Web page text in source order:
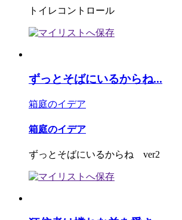
トイレコントロール
ずっとそばにいるからね...
箱庭のイデア
箱庭のイデア
ずっとそばにいるからね ver2